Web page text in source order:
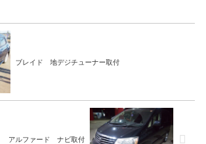
...
ブレイド 地デジチューナー取付
アルファード ナビ取付